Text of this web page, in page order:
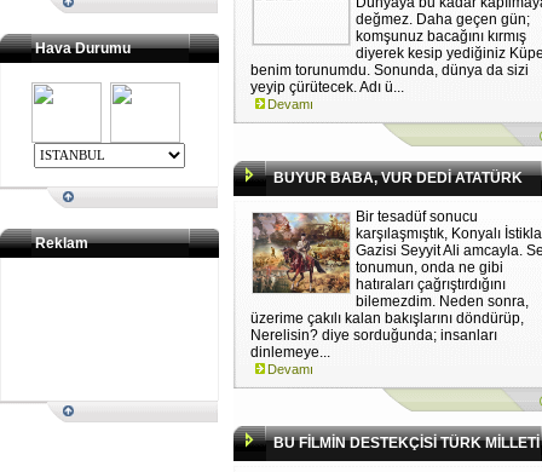
Hava Durumu
Reklam
değmez. Daha geçen gün;
komşunuz bacağını kırmış
diyerek kesip yediğiniz
benim torunumdu. Sonunda, dünya da sizi
yeyip çürütecek. Adı ü...
Devamı
BUYUR BABA, VUR DEDİ ATATÜRK
Bir tesadüf sonucu
karşılaşmıştık, Konyalı
Gazisi Seyyit Ali amcayla.
tonumun, onda ne gibi
hatıraları çağrıştırdığını
bilemezdim. Neden sonra,
üzerime çakılı kalan bakışlarını döndürüp,
Nerelisin? diye sorduğunda; insanları
dinlemeye...
Devamı
BU FİLMİN DESTEKÇİSİ TÜRK MİLLETİ